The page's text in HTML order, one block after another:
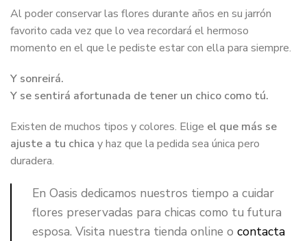
Al poder conservar las flores durante años en su jarrón
favorito cada vez que lo vea recordará el hermoso
momento en el que le pediste estar con ella para siempre.
Y sonreirá.
Y se sentirá afortunada de tener un chico como tú.
Existen de muchos tipos y colores. Elige el que más se
ajuste a tu chica y haz que la pedida sea única pero
duradera.
En Oasis dedicamos nuestros tiempo a cuidar
flores preservadas para chicas como tu futura
esposa. Visita nuestra tienda online o contacta